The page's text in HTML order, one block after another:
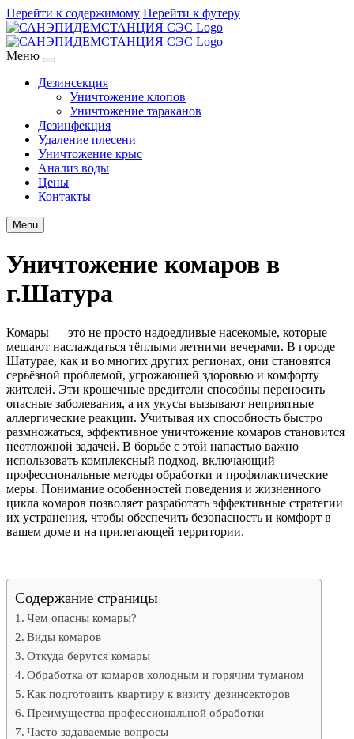
Перейти к содержимому Перейти к футеру
Меню
Дезинсекция
Уничтожение клопов
Уничтожение тараканов
Дезинфекция
Удаление плесени
Уничтожение крыс
Анализ воды
Цены
Контакты
Menu
Уничтожение комаров в
г.Шатура
Комары — это не просто надоедливые насекомые, которые
мешают наслаждаться тёплыми летними вечерами. В городе
Шатурае, как и во многих других регионах, они становятся
серьёзной проблемой, угрожающей здоровью и комфорту
жителей. Эти крошечные вредители способны переносить
опасные заболевания, а их укусы вызывают неприятные
аллергические реакции. Учитывая их способность быстро
размножаться, эффективное уничтожение комаров становится
неотложной задачей. В борьбе с этой напастью важно
использовать комплексный подход, включающий
профессиональные методы обработки и профилактические
меры. Понимание особенностей поведения и жизненного
цикла комаров позволяет разработать эффективные стратегии
их устранения, чтобы обеспечить безопасность и комфорт в
вашем доме и на прилегающей территории.
Содержание страницы
Чем опасны комары?
Виды комаров
Откуда берутся комары
Обработка от комаров холодным и горячим туманом
Как подготовить квартиру к визиту дезинсекторов
Преимущества профессиональной обработки
Часто задаваемые вопросы